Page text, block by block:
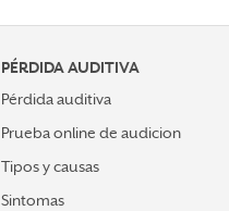
PÉRDIDA AUDITIVA
Pérdida auditiva
Prueba online de audicion
Tipos y causas
Sintomas